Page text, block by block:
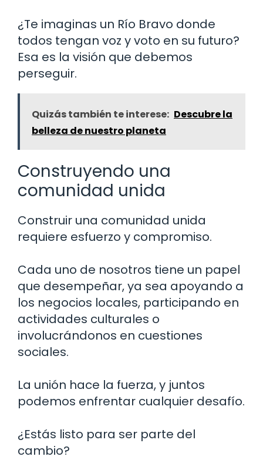
¿Te imaginas un Río Bravo donde
todos tengan voz y voto en su futuro?
Esa es la visión que debemos
perseguir.
Quizás también te interese: Descubre la
belleza de nuestro planeta
Construyendo una
comunidad unida
Construir una comunidad unida
requiere esfuerzo y compromiso.
Cada uno de nosotros tiene un papel
que desempeñar, ya sea apoyando a
los negocios locales, participando en
actividades culturales o
involucrándonos en cuestiones
sociales.
La unión hace la fuerza, y juntos
podemos enfrentar cualquier desafío.
¿Estás listo para ser parte del
cambio?